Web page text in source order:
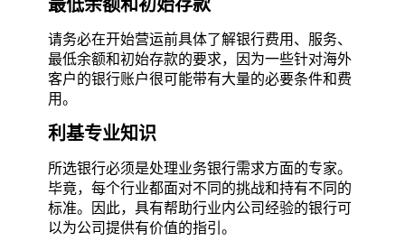
最低余额和初始存款
请务必在开始营运前具体了解银行费用、服务、
最低余额和初始存款的要求，因为一些针对海外
客户的银行账户很可能带有大量的必要条件和费
用。
利基专业知识
所选银行必须是处理业务银行需求方面的专家。
毕竟，每个行业都面对不同的挑战和持有不同的
标准。因此，具有帮助行业内公司经验的银行可
以为公司提供有价值的指引。